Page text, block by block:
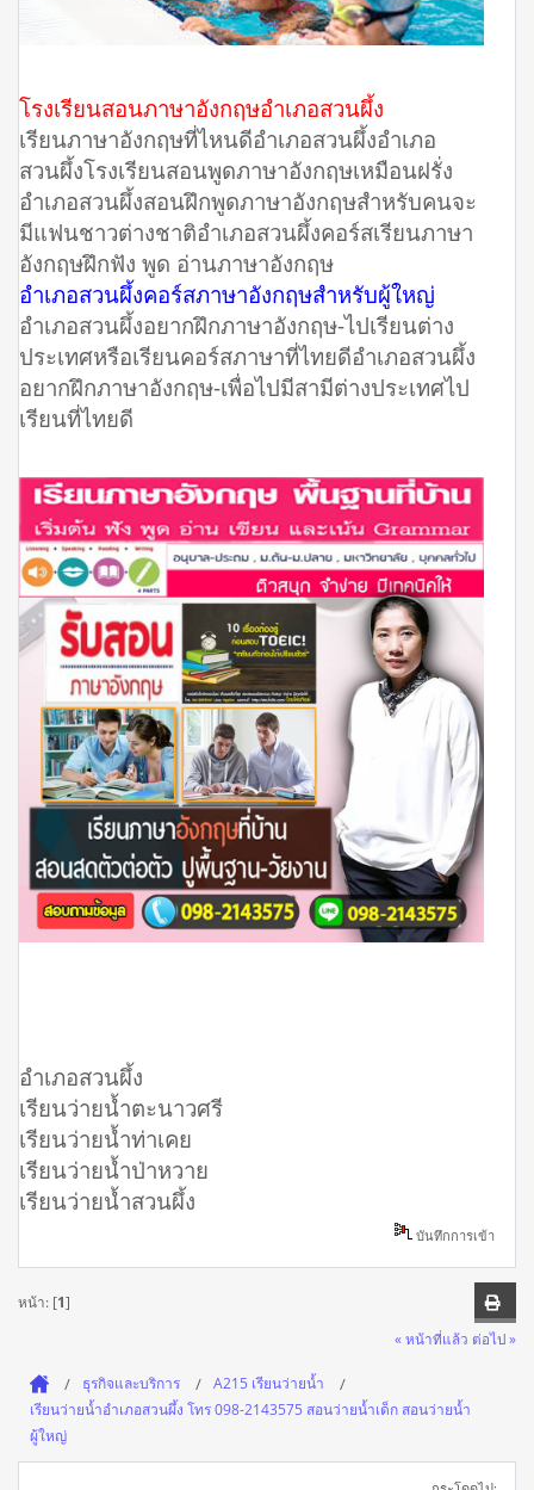
โรงเรียนสอนภาษาอังกฤษอำเภอสวนผึ้ง
เรียนภาษาอังกฤษที่ไหนดีอำเภอสวนผึ้งอำเภอ
สวนผึ้งโรงเรียนสอนพูดภาษาอังกฤษเหมือนฝรั่ง
อำเภอสวนผึ้งสอนฝึกพูดภาษาอังกฤษสำหรับคนจะ
มีแฟนชาวต่างชาติอำเภอสวนผึ้งคอร์สเรียนภาษา
อังกฤษฝึกฟัง พูด อ่านภาษาอังกฤษ
อำเภอสวนผึ้งคอร์สภาษาอังกฤษสำหรับผู้ใหญ่
อำเภอสวนผึ้งอยากฝึกภาษาอังกฤษ-ไปเรียนต่าง
ประเทศหรือเรียนคอร์สภาษาที่ไทยดีอำเภอสวนผึ้ง
อยากฝึกภาษาอังกฤษ-เพื่อไปมีสามีต่างประเทศไป
เรียนที่ไทยดี
อำเภอสวนผึ้ง
เรียนว่ายน้ำตะนาวศรี
เรียนว่ายน้ำท่าเคย
เรียนว่ายน้ำป่าหวาย
เรียนว่ายน้ำสวนผึ้ง
บันทึกการเข้า
หน้า: [1]
« หน้าที่แล้ว ต่อไป »
ธุรกิจและบริการ
A215 เรียนว่ายน้ำ
เรียนว่ายน้ำอำเภอสวนผึ้ง โทร 098-2143575 สอนว่ายน้ำเด็ก สอนว่ายน้ำ
ผู้ใหญ่